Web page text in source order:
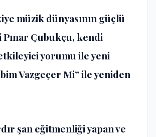
müzik dünyasının güçlü
Pınar Çubukçu, kendi
yorumu ile yeni
Vazgeçer Mi” ile yeniden
şan eğitmenliği yapan ve